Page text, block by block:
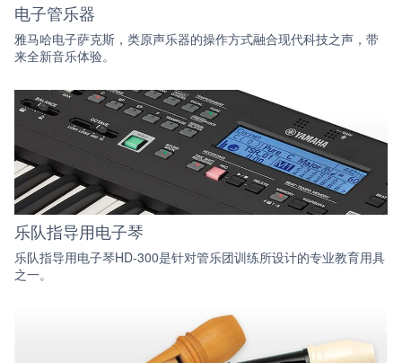
电子管乐器
雅马哈电子萨克斯，类原声乐器的操作方式融合现代科技之声，带
来全新音乐体验。
乐队指导用电子琴
乐队指导用电子琴HD-300是针对管乐团训练所设计的专业教育用具
之一。